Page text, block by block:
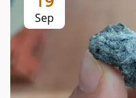
Sep